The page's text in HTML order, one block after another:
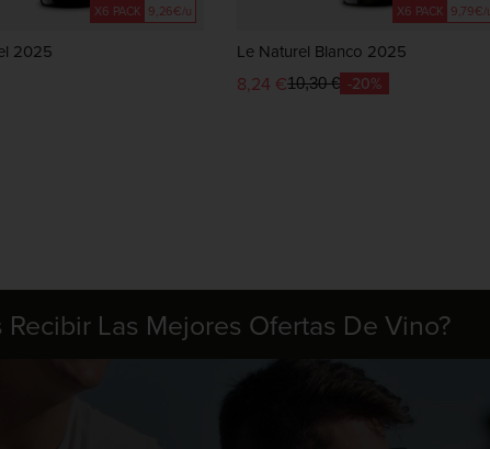
X6 PACK 9,26€/u
2025
X6 PACK 9,79€/
Le Naturel Blanco 2025
8,24 €10,30 € -20%
Recibir Las Mejores Ofertas De Vino?